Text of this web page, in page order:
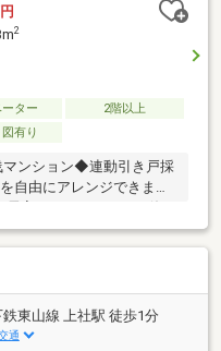
2
ター
2階以上
有り
ンション◆連動引き戸採
自由にアレンジできます
室をしっかりわけた使い
】地下鉄東山線『伏見』
前津』徒歩約15分
東山線 上社駅 徒歩1分
通